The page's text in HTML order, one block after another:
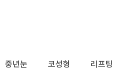
중년눈 코성형 리프팅